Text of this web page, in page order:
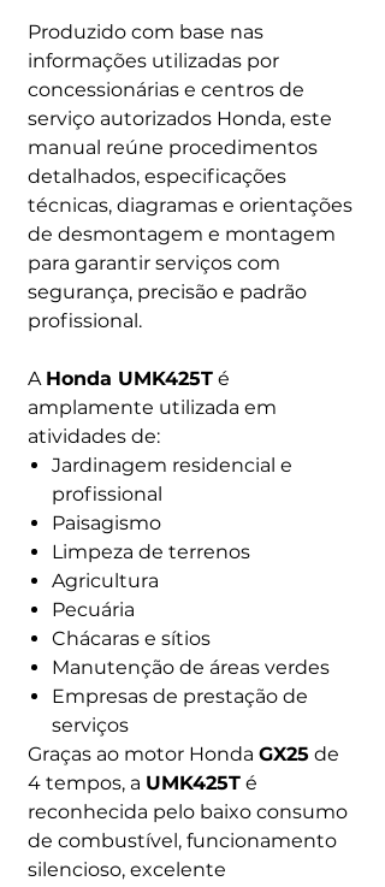
Produzido com base nas
informações utilizadas por
concessionárias e centros de
serviço autorizados Honda, este
manual reúne procedimentos
detalhados, especificações
técnicas, diagramas e orientações
de desmontagem e montagem
para garantir serviços com
segurança, precisão e padrão
profissional.
A Honda UMK425T é
amplamente utilizada em
atividades de:
Jardinagem residencial e
profissional
Paisagismo
Limpeza de terrenos
Agricultura
Pecuária
Chácaras e sítios
Manutenção de áreas verdes
Empresas de prestação de
serviços
Graças ao motor Honda GX25 de
4 tempos, a UMK425T é
reconhecida pelo baixo consumo
de combustível, funcionamento
silencioso, excelente